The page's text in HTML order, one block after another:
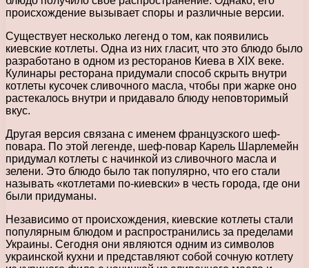
происхождение вызывает споры и различные версии.
Существует несколько легенд о том, как появились
киевские котлеты. Одна из них гласит, что это блюдо было
разработано в одном из ресторанов Киева в XIX веке.
Кулинары ресторана придумали способ скрыть внутри
котлеты кусочек сливочного масла, чтобы при жарке оно
растекалось внутри и придавало блюду неповторимый
вкус.
Другая версия связана с именем французского шеф-
повара. По этой легенде, шеф-повар Карель Шарлемейн
придумал котлеты с начинкой из сливочного масла и
зелени. Это блюдо было так популярно, что его стали
называть «котлетами по-киевски» в честь города, где они
были придуманы.
Независимо от происхождения, киевские котлеты стали
популярным блюдом и распространились за пределами
Украины. Сегодня они являются одним из символов
украинской кухни и представляют собой сочную котлету